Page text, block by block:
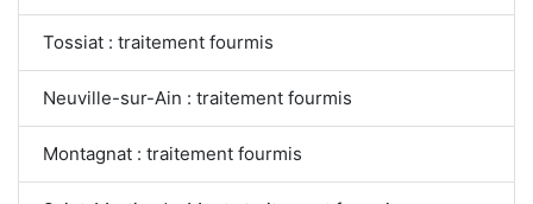
Tossiat : traitement fourmis
Neuville-sur-Ain : traitement fourmis
Montagnat : traitement fourmis